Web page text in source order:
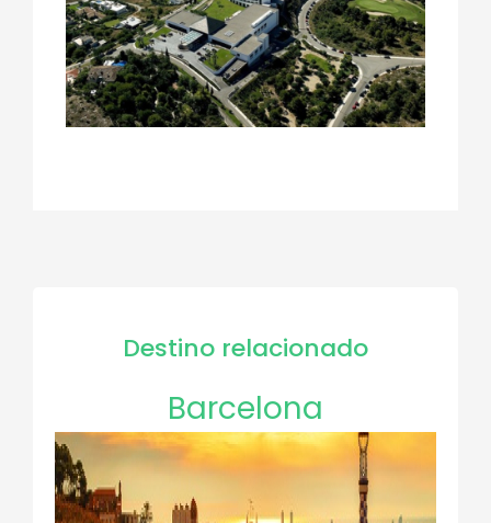
Destino relacionado
Barcelona